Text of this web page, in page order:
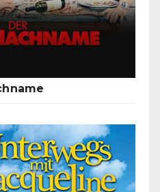
Klassiker: Die Top